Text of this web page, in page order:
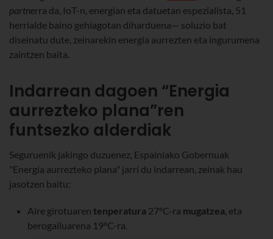
partnerra da, IoT-n, energian eta datuetan espezialista, 51
herrialde baino gehiagotan diharduena— soluzio bat
diseinatu dute, zeinarekin energia aurrezten eta ingurumena
zaintzen baita.
Indarrean dagoen “Energia
aurrezteko plana”ren
funtsezko alderdiak
Seguruenik jakingo duzuenez, Espainiako Gobernuak
"Energia aurrezteko plana" jarri du indarrean, zeinak hau
jasotzen baitu:
Aire girotuaren tenperatura 27ºC-ra mugatzea, eta
berogailuarena 19ºC-ra.